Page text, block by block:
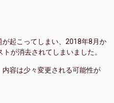
起こってしまい、2018年8月か
が消去されてしまいました。
容は少々変更される可能性が